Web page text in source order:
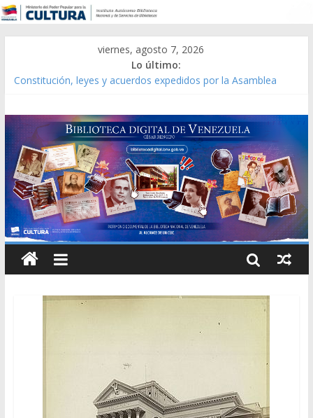
viernes, agosto 7, 2026
Lo último:
Constitución, leyes y acuerdos expedidos por la Asamblea
Modesta Bor Sánchez [material gráfico]
Gaceta Oficial de la República de Venezuela año CXXXIII Mes V,
Caracas 09 de marzo de 2006 N° 38.394
Catálogo temático de obras de Modesta Bor